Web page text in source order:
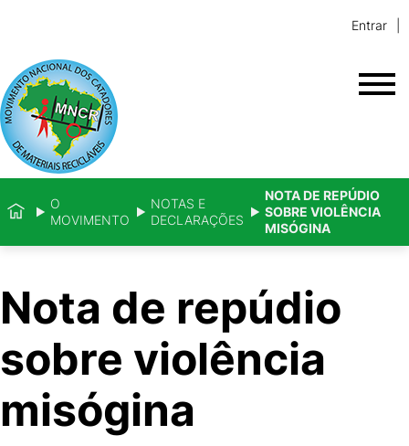
Entrar
O
MOVIMENTO
NOTAS E
DECLARAÇÕES
NOTA DE REPÚDIO
SOBRE VIOLÊNCIA
MISÓGINA
Nota de repúdio
sobre violência
misógina